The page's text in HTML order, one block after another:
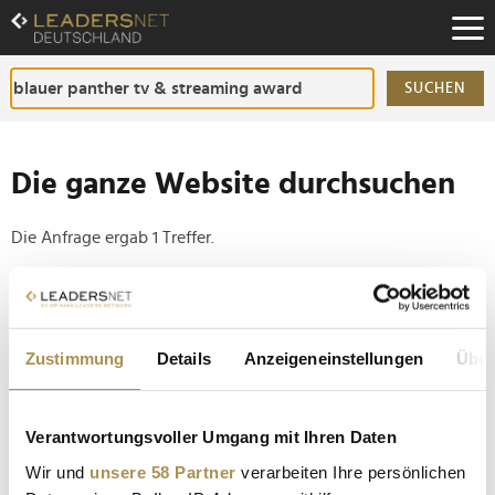
Zustimmung Details Anzeigeneinstellungen
Verantwortungsvoller Umgang mit Ihren Daten
Wir und unsere 58 Partner verarbeiten Ihre persönlichen
Zum
Inhalt
Zur
Fußzeilen-
Navigation
SUCHEN
Die ganze Website durchsuchen
Die Anfrage ergab 1 Treffer.
Tipp
Setzen Sie die gesuchten Wörter zwischen
Anführungszeichen: zb "Vorname Nachname".
Blauer Panther: Das war der TV- und Streaming-
Award